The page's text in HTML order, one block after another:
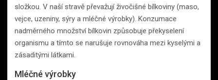
složkou. V naší stravě převažují živočišné bílkoviny (maso,
vejce, uzeniny, sýry a mléčné výrobky). Konzumace
nadměrného množství bílkovin způsobuje překyselení
organismu a tímto se narušuje rovnováha mezi kyselými a
zásaditými látkami.
Mléčné výrobky